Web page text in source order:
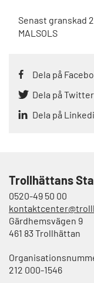
Senast granskad
MALSOLS
Dela på
Dela på Twitter
Dela på
Trollhättans
0520-49 50 00
Gärdhemsvägen 9
461 83 Trollhättan
212 000-1546